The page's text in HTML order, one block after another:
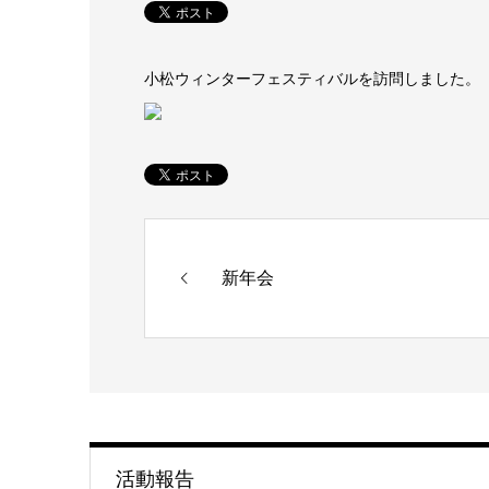
小松ウィンターフェスティバルを訪問しました。
新年会
活動報告